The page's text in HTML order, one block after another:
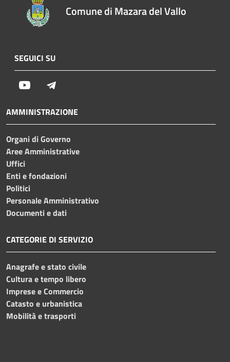
Comune di Mazara del Vallo
SEGUICI SU
Youtube
AMMINISTRAZIONE
Organi di Governo
Aree Amministrative
Uffici
Enti e fondazioni
Politici
Personale Amministrativo
Documenti e dati
CATEGORIE DI SERVIZIO
Anagrafe e stato civile
Cultura e tempo libero
Imprese e Commercio
Catasto e urbanistica
Mobilità e trasporti